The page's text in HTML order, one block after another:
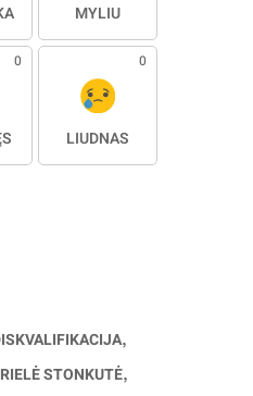
MYLIU
0 0
LIŪDNAS
STONKUTĖ